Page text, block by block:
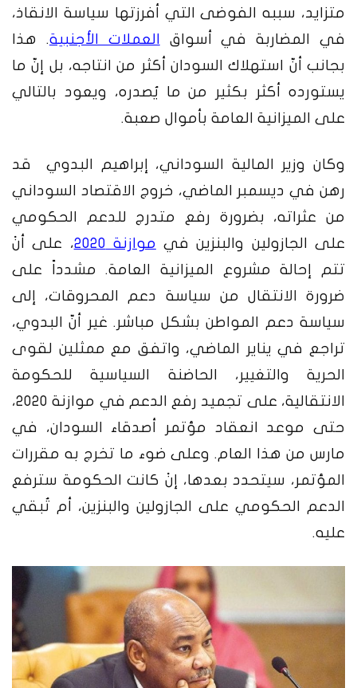
متزايد، سببه الفوضى التي أفرزتها سياسة الانقاذ،
في المضاربة في أسواق
العملات الأجنبية. هذا
بجانب أنّ استهلاك السودان أكثر من انتاجه، بل إنّ ما
يستورده أكثر بكثير من ما يُصدره، ويعود بالتالي
على الميزانية العامة بأموال صعبة.
وكان وزير المالية السوداني، إبراهيم البدوي قد
رهن في ديسمبر الماضي، خروج الاقتصاد السوداني
من عثراته، بضرورة رفع متدرج للدعم الحكومي
على الجازولين والبنزين في موازنة 2020
، على أنْ
تتم إحالة مشروع الميزانية العامة. مشدداً على
ضرورة الانتقال من سياسة دعم المحروقات، إلى
سياسة دعم المواطن بشكل مباشر. غير أنّ البدوي،
تراجع في يناير الماضي، واتفق مع ممثلين لقوى
الحرية والتغيير، الحاضنة السياسية للحكومة
الانتقالية، على تجميد رفع الدعم في موازنة 2020،
حتى موعد انعقاد مؤتمر أصدقاء السودان، في
مارس من هذا العام. وعلى ضوء ما تخرج به مقررات
المؤتمر، سيتحدد بعدها، إنْ كانت الحكومة سترفع
الدعم الحكومي على الجازولين والبنزين، أم تُبقي
عليه.